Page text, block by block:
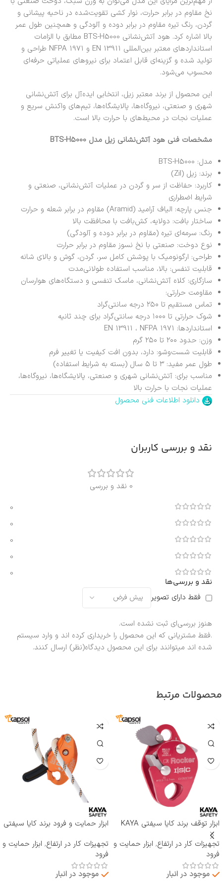
نخ مقاوم در برابر حرارت، نوار کشی تقویت‌شده در ناحیه پیشانی و
گردن، رنگ تیره مقاوم در برابر دوده و آلودگی و همچنین طول عمر
بالا اشاره کرد. هود آتش‌نشانی BTS-H5000 مطابق با الزامات
استانداردهای معتبر بین‌المللی EN 13911 و NFPA 1971 طراحی و
تولید شده و گزینه‌ای قابل اعتماد برای نیروهای عملیاتی حرفه‌ای
محسوب می‌شود.
این محصول از برند معتبر زیل، انتخابی ایده‌آل برای آتش‌نشانی
شهری و صنعتی، نیروگاه‌ها، پالایشگاه‌ها، تیم‌های واکنش سریع و
عملیات نجات در محیط‌های با حرارت بالا است.
مشخصات فنی هود آتش‌نشانی زیل مدل BTS-H5000
مدل: BTS-H5000
برند: زیل (Zil)
کاربرد: حفاظت از سر و گردن در عملیات آتش‌نشانی، صنعتی و
شرایط اضطراری
جنس پارچه: الیاف آرامید (Aramid) مقاوم در برابر شعله و حرارت
ساختار بافت: دولایه، کش‌بافت با محافظت بالا
رنگ: سرمه‌ای تیره (مقاوم در برابر دوده و آلودگی)
نوع دوخت: صنعتی با نخ نسوز مقاوم در برابر حرارت
طراحی: ارگونومیک با پوشش کامل سر، گردن، گوش و بالای شانه
قابلیت تنفس: بالا، مناسب استفاده طولانی‌مدت
سازگاری: کلاه آتش‌نشانی، ماسک تنفسی و دستگاه‌های هوارسان
مقاومت حرارتی:
تماس مستقیم تا ۲۵۰ درجه سانتی‌گراد
شوک حرارتی تا ۱۰۰۰ درجه سانتی‌گراد برای چند ثانیه
استانداردها: EN 13911 ، NFPA 1971
وزن: حدود ۲۰۰ تا ۲۵۰ گرم
قابلیت شست‌وشو: دارد، بدون افت کیفیت یا تغییر فرم
طول عمر مفید: ۳ تا ۵ سال (بسته به شرایط استفاده)
مناسب برای: آتش‌نشانی شهری و صنعتی، پالایشگاه‌ها، نیروگاه‌ها،
عملیات نجات با حرارت بالا
دانلود اطلاعات فنی محصول
نقد و بررسی کاربران
0 نقد و بررسی
0
0
0
0
0
نقد و بررسی‌ها
فقط دارای تصویر
هنوز بررسی‌ای ثبت نشده است.
.فقط مشتریانی که این محصول را خریداری کرده اند و وارد سیستم
شده اند میتوانند برای این محصول دیدگاه(نظر) ارسال کنند.
محصولات مرتبط
ابزار توقف برند کایا سیفتی KAYA
SAFETY مدل RP-500 ROCKER
تجهیزات کار در ارتفاع, ابزار حمایت و
فرود
موجود در انبار
ابزار حمایت و فرود برند کایا سیفتی
تجهیزات کار در ارتفاع, ابزار حمایت و
فرود
موجود در انبار